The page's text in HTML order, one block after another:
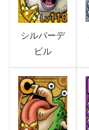
シルバーデ
ビル